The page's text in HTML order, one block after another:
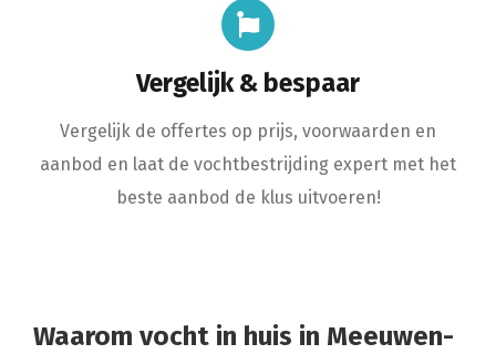
Vergelijk & bespaar
Vergelijk de offertes op prijs, voorwaarden en
aanbod en laat de vochtbestrijding expert met het
beste aanbod de klus uitvoeren!
Waarom vocht in huis in Meeuwen-